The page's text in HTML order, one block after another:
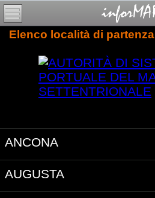
Elenco località di partenza
ANCONA
AUGUSTA